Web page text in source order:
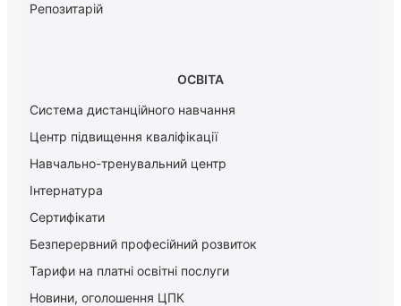
Репозитарій
ОСВІТА
Система дистанційного навчання
Центр підвищення кваліфікації
Навчально-тренувальний центр
Інтернатура
Сертифікати
Безперервний професійний розвиток
Тарифи на платні освітні послуги
Новини, оголошення ЦПК